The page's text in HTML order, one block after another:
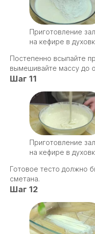
Приготовление
на кефире в
Постепенно всыпайте
вымешивайте массу до
Шаг 11
Приготовление
на кефире в
Готовое тесто должно
сметана.
Шаг 12